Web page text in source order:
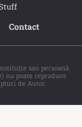
Contact
sau persoană
nu poate reproduce
de Autor.